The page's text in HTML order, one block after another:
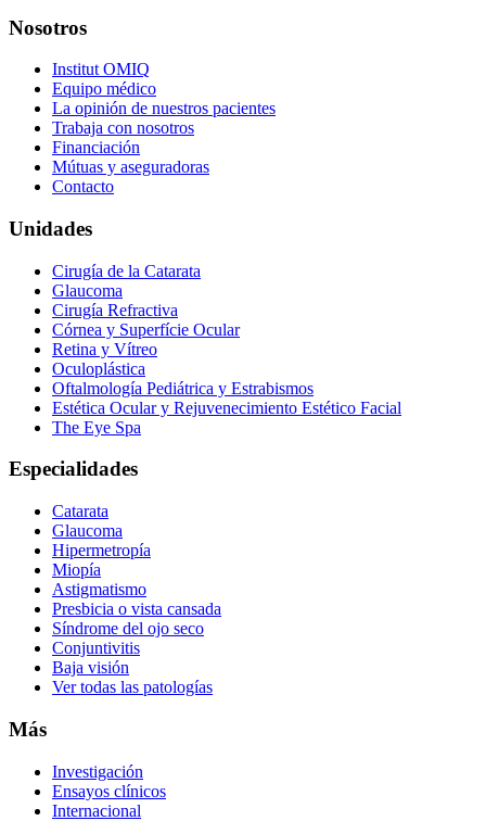
Nosotros
Institut OMIQ
Equipo médico
La opinión de nuestros pacientes
Trabaja con nosotros
Financiación
Mútuas y aseguradoras
Contacto
Unidades
Cirugía de la Catarata
Glaucoma
Cirugía Refractiva
Córnea y Superfície Ocular
Retina y Vítreo
Oculoplástica
Oftalmología Pediátrica y Estrabismos
Estética Ocular y Rejuvenecimiento Estético Facial
The Eye Spa
Especialidades
Catarata
Glaucoma
Hipermetropía
Miopía
Astigmatismo
Presbicia o vista cansada
Síndrome del ojo seco
Conjuntivitis
Baja visión
Ver todas las patologías
Más
Investigación
Ensayos clínicos
Internacional